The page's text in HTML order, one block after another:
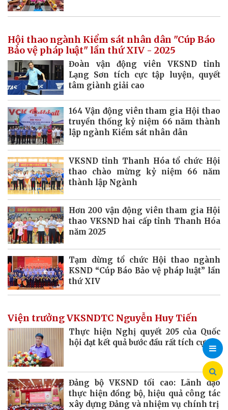
Hội thao ngành Kiểm sát nhân dân "Cúp Báo
Bảo vệ pháp luật" lần thứ XIV - 2025
Đoàn vận động viên VKSND tỉnh
Lạng Sơn tích cực tập luyện, quyết
tâm giành giải cao
164 Vận động viên tham gia Hội thao
truyền thống kỷ niệm 66 năm thành
lập ngành Kiểm sát nhân dân
VKSND tỉnh Thanh Hóa tổ chức Hội
thao chào mừng kỷ niệm 66 năm
thành lập Ngành
Hơn 200 vận động viên tham gia Hội
thao VKSND hai cấp tỉnh Thanh Hóa
năm 2025
Tạm dừng tổ chức Hội thao ngành
KSND “Cúp Báo Bảo vệ pháp luật” lần
thứ XIV
Viện trưởng VKSNDTC Nguyễn Huy Tiến
Thực hiện Nghị quyết 205 của Quốc
hội đạt kết quả bước đầu rất tích cực
Đảng bộ VKSND tối cao: Lãnh đạo
thực hiện đồng bộ, hiệu quả công tác
xây dựng Đảng và nhiệm vụ chính trị